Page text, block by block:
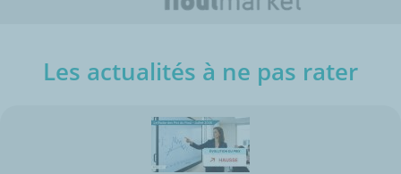
Les actualités à ne pas rater